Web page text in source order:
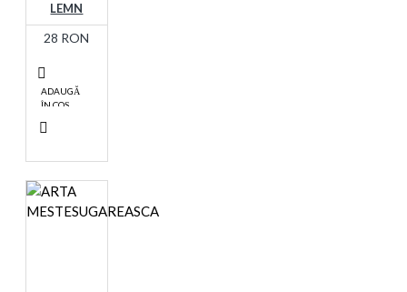
LEMN
28 RON
ADAUGĂ
ÎN COŞ